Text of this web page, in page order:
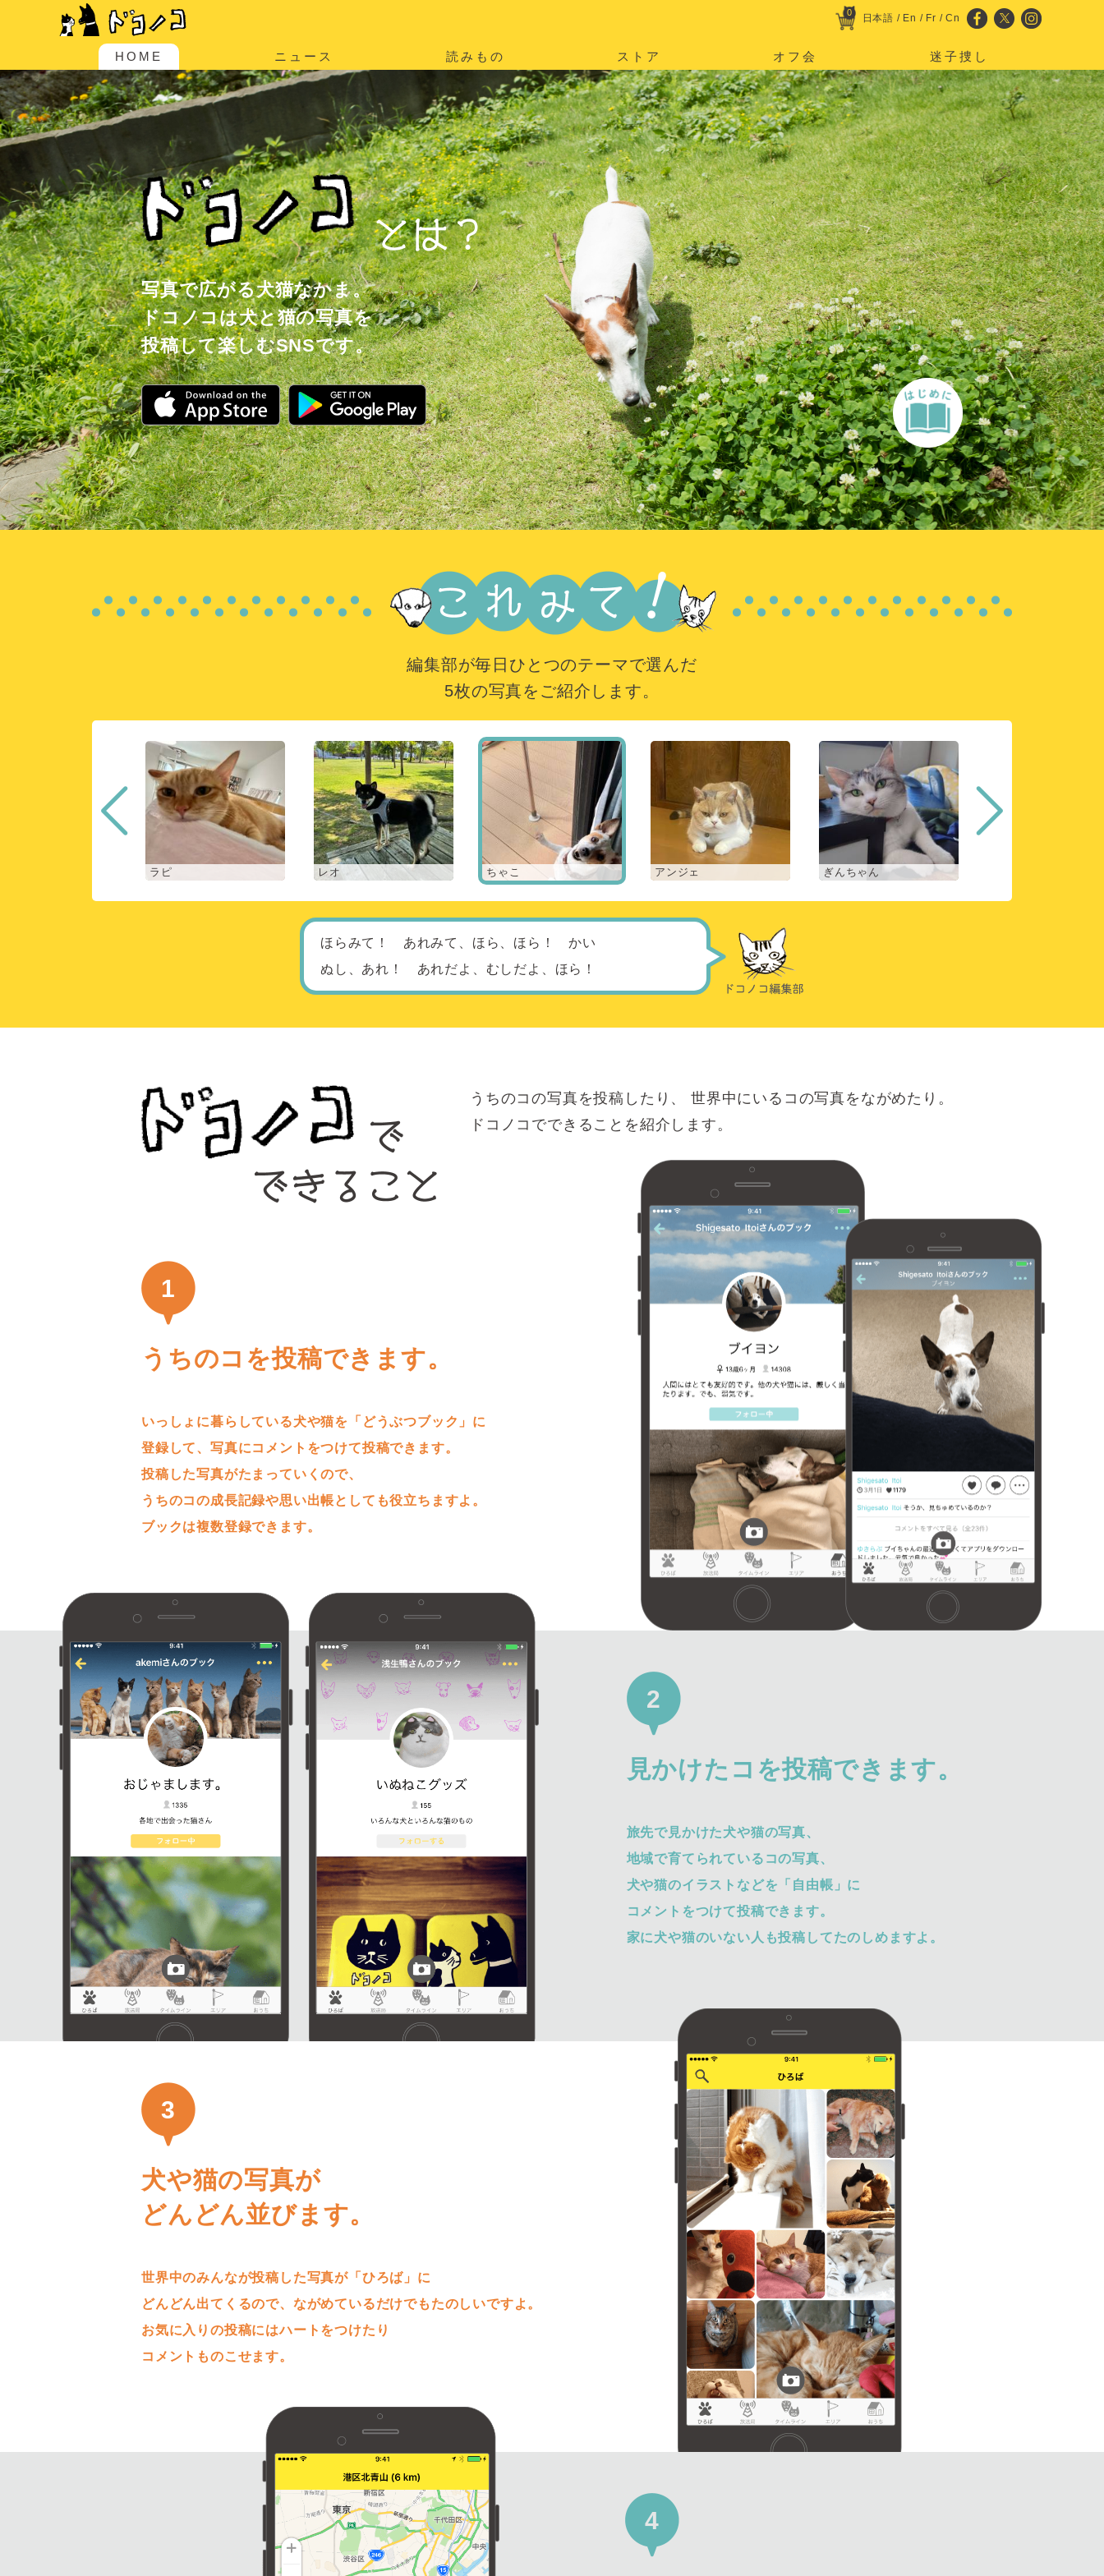
0 日本語 / En / Fr /Cn
HOME ニュース 読みもの ストア オフ会 迷子捜し
写真で広がる犬猫なかま。
ドコノコは犬と猫の写真を
投稿して楽しむSNSです。
編集部が毎日ひとつのテーマで選んだ
5枚の写真をご紹介します。
ラピ レオ ちゃこ アンジェ ぎんちゃん
ほらみて！ あれみて、ほら、ほら！ かい
ぬし、あれ！ あれだよ、むしだよ、ほら！
うちのコの写真を投稿したり、
世界中にいるコの写真をながめたり。
ドコノコでできることを紹介します。
1
うちのコを投稿できます。
いっしょに暮らしている犬や猫を「どうぶつブック」に
登録して、写真にコメントをつけて投稿できます。
投稿した写真がたまっていくので、
うちのコの成長記録や思い出帳としても役立ちますよ。
ブックは複数登録できます。
2
見かけたコを投稿できます。
旅先で見かけた犬や猫の写真、
地域で育てられているコの写真、
犬や猫のイラストなどを「自由帳」に
コメントをつけて投稿できます。
家に犬や猫のいない人も投稿してたのしめますよ。
3
犬や猫の写真が
どんどん並びます。
世界中のみんなが投稿した写真が「ひろば」に
どんどん出てくるので、ながめているだけでもたのしいですよ。
お気に入りの投稿にはハートをつけたり
コメントものこせます。
4